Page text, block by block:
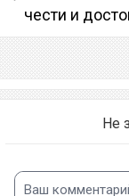
чести и
Не